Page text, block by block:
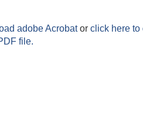
adobe Acrobator click here to
file.